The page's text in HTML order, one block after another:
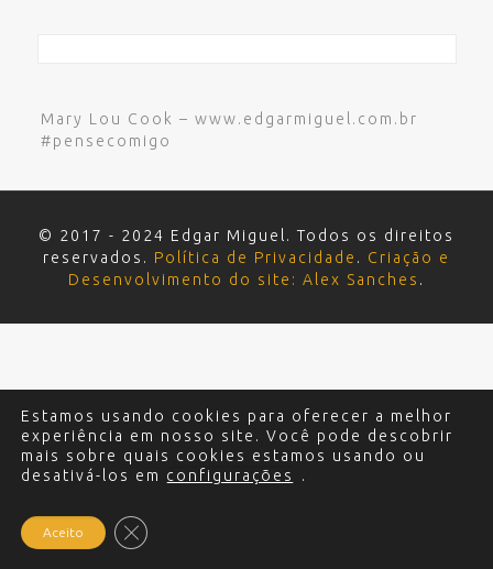
Mary Lou Cook – www.edgarmiguel.com.br
#pensecomigo
© 2017 - 2024 Edgar Miguel. Todos os direitos
reservados. Política de Privacidade . Criação e
Desenvolvimento do site: Alex Sanches .
Estamos usando cookies para oferecer a melhor
experiência em nosso site. Você pode descobrir
mais sobre quais cookies estamos usando ou
desativá-los em configurações .
Aceito Close GDPR Cookie Banner